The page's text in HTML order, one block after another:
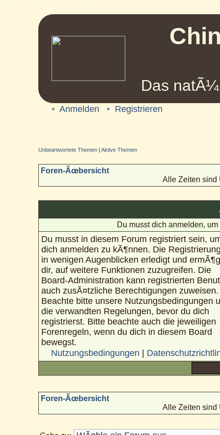
Das
Anmelden Registrieren
Unbeantwortete Themen |Aktive Themen
Foren-Ãœbersicht
Alle Zeiten sind
Du musst dich anmelden,
Du musst in diesem Forum registriert sein,
dich anmelden zu kÃ¶nnen. Die
in wenigen Augenblicken erledigt und
dir, auf weitere Funktionen zuzugreifen. Die
Board-Administration kann registrierten
auch zusÃ¤tzliche Berechtigungen zuweisen.
Beachte bitte unsere Nutzungsbedingungen
die verwandten Regelungen, bevor du dich
registrierst. Bitte beachte auch die jeweiligen
Forenregeln, wenn du dich in diesem Board
bewegst.
Nutzungsbedingungen |
Foren-Ãœbersicht
Alle Zeiten sind